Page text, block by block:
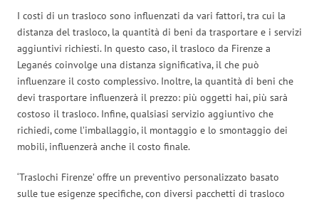
I costi di un trasloco sono influenzati da vari fattori, tra cui la
distanza del trasloco, la quantità di beni da trasportare e i servizi
aggiuntivi richiesti. In questo caso, il trasloco da Firenze a
Leganés coinvolge una distanza significativa, il che può
influenzare il costo complessivo. Inoltre, la quantità di beni che
devi trasportare influenzerà il prezzo: più oggetti hai, più sarà
costoso il trasloco. Infine, qualsiasi servizio aggiuntivo che
richiedi, come l’imballaggio, il montaggio e lo smontaggio dei
mobili, influenzerà anche il costo finale.
‘Traslochi Firenze’ offre un preventivo personalizzato basato
sulle tue esigenze specifiche, con diversi pacchetti di trasloco